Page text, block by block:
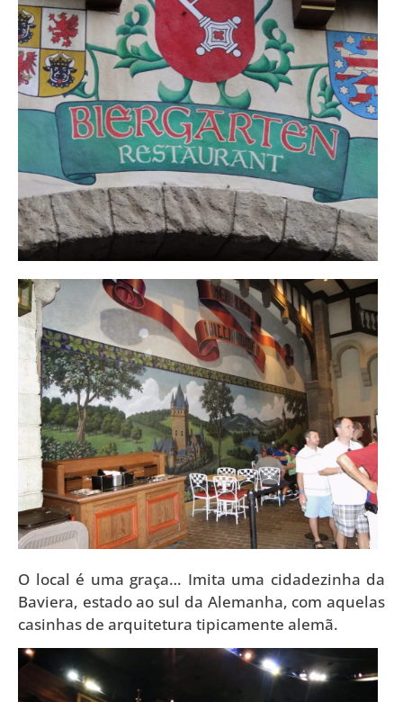
O local é uma graça… Imita uma cidadezinha da
Baviera, estado ao sul da Alemanha, com aquelas
casinhas de arquitetura tipicamente alemã.